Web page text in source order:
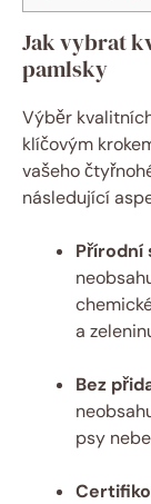
Jak vybrat
pamlsky
Výběr
klíčovým
vašeho
následující
Přírodní
a
Bez
psy